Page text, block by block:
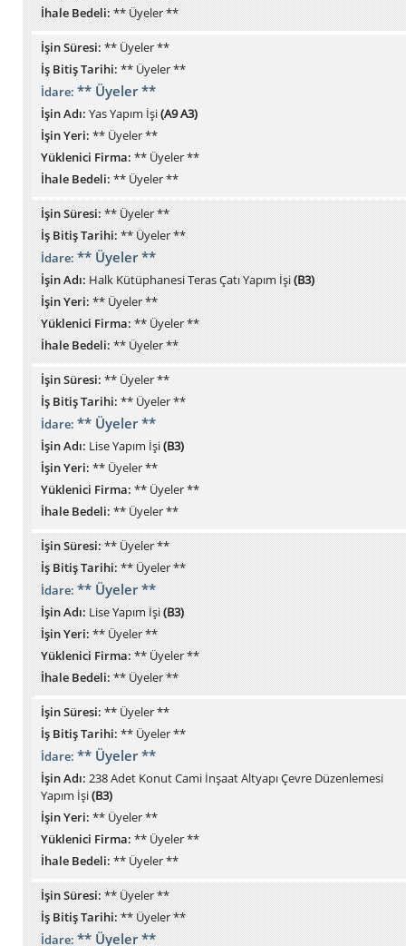
İhale Bedeli:** Üyeler **
İşin Süresi: ** Üyeler **
İş Bitiş Tarihi: ** Üyeler **
İdare: ** Üyeler **
İşin Adı: Yas Yapım İşi(A9 A3)
İşin Yeri: ** Üyeler **
Yüklenici Firma: ** Üyeler **
İhale Bedeli: ** Üyeler **
İşin Süresi:** Üyeler **
İş Bitiş Tarihi:** Üyeler **
İdare:** Üyeler **
İşin Adı:Halk Kütüphanesi Teras Çatı Yapım İşi(B3)
İşin Yeri:** Üyeler **
Yüklenici Firma:** Üyeler **
İhale Bedeli:** Üyeler **
İşin Süresi: ** Üyeler **
İş Bitiş Tarihi: ** Üyeler **
İdare: ** Üyeler **
İşin Adı: Lise Yapım İşi(B3)
İşin Yeri: ** Üyeler **
Yüklenici Firma: ** Üyeler **
İhale Bedeli: ** Üyeler **
İşin Süresi:** Üyeler **
İş Bitiş Tarihi:** Üyeler **
İdare:** Üyeler **
İşin Adı:Lise Yapım İşi(B3)
İşin Yeri:** Üyeler **
Yüklenici Firma:** Üyeler **
İhale Bedeli:** Üyeler **
İşin Süresi: ** Üyeler **
İş Bitiş Tarihi: ** Üyeler **
İdare: ** Üyeler **
İşin Adı: 238 Adet Konut Cami İnşaat Altyapı Çevre Düzenlemesi
Yapım İşi(B3)
İşin Yeri: ** Üyeler **
Yüklenici Firma: ** Üyeler **
İhale Bedeli: ** Üyeler **
İşin Süresi:** Üyeler **
İş Bitiş Tarihi:** Üyeler **
İdare:** Üyeler **